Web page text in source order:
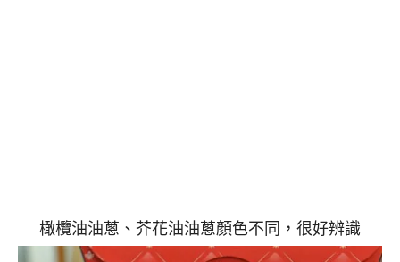
橄欖油油蔥、芥花油油蔥顏色不同，很好辨識